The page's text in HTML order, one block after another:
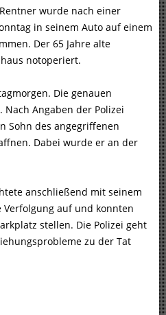
wurde nach einer
in seinem Auto auf einem
Der 65 Jahre alte
notoperiert.
Die genauen
Angaben der Polizei
Sohn des angegriffenen
Dabei wurde er an der
anschließend mit seinem
auf und konnten
stellen. Die Polizei geht
zu der Tat